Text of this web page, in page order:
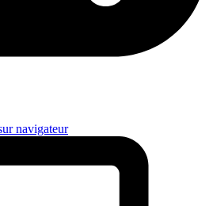
navigateur